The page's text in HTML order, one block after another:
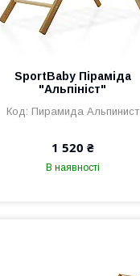
SportBaby Піраміда
"Альпініст"
Пирамида Альпинист
1 520 ₴
В наявності